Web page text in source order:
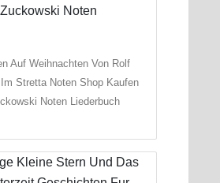
Auf Weihnachten Von Rolf
Stretta Noten Shop Kaufen
Noten Liederbuch